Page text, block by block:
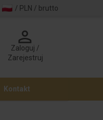
/ PLN / brutto
Zaloguj /
Zarejestruj
Kontakt